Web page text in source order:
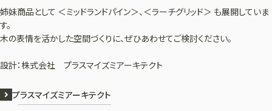
姉妹商品として ＜ミッドランドパイン＞、＜ラーチグリッド＞ も展開していま
す。
木の表情を活かした空間づくりに、ぜひあわせてご検討ください。
設計：株式会社 プラスマイズミアーキテクト
プラスマイズミアーキテクト